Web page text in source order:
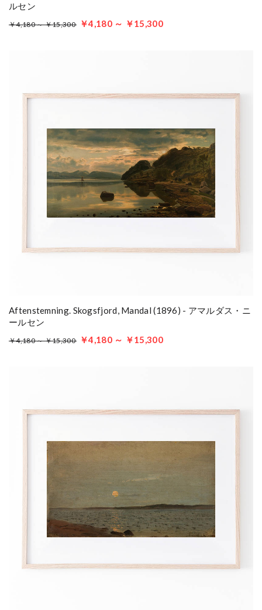
ルセン
￥4,180 ～ ￥15,300 ￥4,180 ～ ￥15,300
Aftenstemning. Skogsfjord, Mandal (1896) - アマルダス・ニ
ールセン
￥4,180 ～ ￥15,300 ￥4,180 ～ ￥15,300